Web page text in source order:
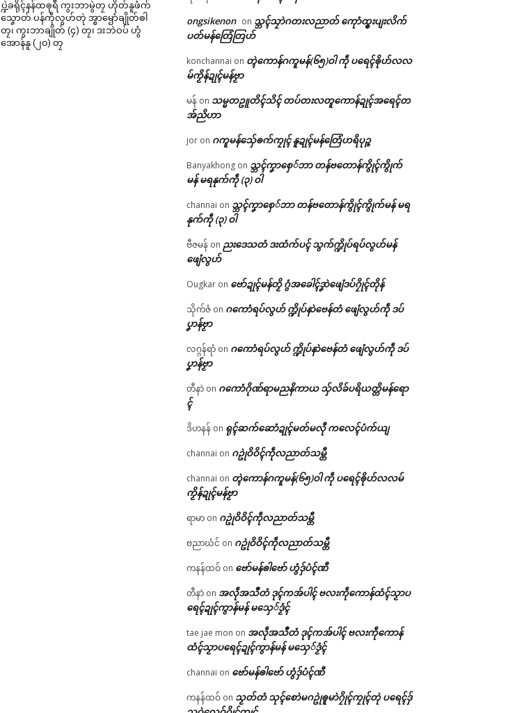
ပ္ဍဲခရိုၚ်နန်ထၜုရဳ ကွးဘာမွဲတၠ ဟိုတ်နူဖံက်
သၞောတ် ပန်ကဵုလွဟ်တုဲ အ္စာၝောံချိုတ်ၜါ
တၠ၊ ကွးဘာချိုတ် (၄) တၠ၊ ဒးဘဲဝပ် ဟွံ
အောန်နူ (၂၀) တၠ
ongsikenon on သ္ဘၚ်သၠာဲဂတးလညာတ် ကေုာံထ္ၜးပျးလိက်
ပတ်မန်တြေံတြဟ်
konchannai on တ္ၚဲကောန်ဂကူမန်(၆၅)ဝါ ကဵု ပရေၚ်ၜိုဟ်လလ
မ်ကၟိန်ဍုၚ်မန်ဗၟာ
မန် on သမ္မတဥူတိၚ်သိၚ် တပ်တးလတူကောန်ဍုၚ်အရေၚ်တ
အ်ညိဟာ
jor on ဂကူမန်​သှ်ေၜက်ကၠုၚ် နူဍုၚ်မန်တြေံဟရိပုဉ္ဇ
Banyakhong on သ္ဘၚ်ကၞာစှေ်ဘာ တန်ဗတောန်ကွိုၚ်ကွိုက်
မန် မရနုက်ကဵု (၃) ဝါ
channai on သ္ဘၚ်ကၞာစှေ်ဘာ တန်ဗတောန်ကွိုၚ်ကွိုက်မန် မရ
နုက်ကဵု (၃) ဝါ
ဗီဇမန် on ညးဒေသတံ ဒးထံက်ပၚ် သွက်က္ဍိုပ်ရပ်လွဟ်မန်
ဖျေံလွဟ်
Ougkar on ဗော်ဍုၚ်မန်တၟိ ဂွံအခေါၚ်ဒၞာဲဖျေံဒပ်ဂၠိုၚ်တိုန်
သိုက်ဇံ on ဂကောံရပ်လွဟ် က္ဍိုပ်နာဲဗေန်တံ ဖျေံလွဟ်ကဵု ဒပ်
ပၞာန်ဗၟာ
လဂ္ဂန်ရာံ on ဂကောံရပ်လွဟ် က္ဍိုပ်နာဲဗေန်တံ ဖျေံလွဟ်ကဵု ဒပ်
ပၞာန်ဗၟာ
တီနာဲ on ဂကောံဂိုဏ်ရာမညနိကာယ သှ်လိခ်ပရိယတ္တိမန်ရော
ၚ်
ဒိဟနန် on ရုၚ်ဆက်ဆောံဍုၚ်မတ်မလီု ကလေၚ်ပံက်ယျ
channai on ဂဥုဲဝိဝိၚ်ကဵုလညာတ်သမ္တီ
channai on တ္ၚဲကောန်ဂကူမန်(၆၅)ဝါ ကဵု ပရေၚ်ၜိုဟ်လလမ်
ကၟိန်ဍုၚ်မန်ဗၟာ
ရာမာ on ဂဥုဲဝိဝိၚ်ကဵုလညာတ်သမ္တီ
ဗညာဃံင် on ဂဥုဲဝိဝိၚ်ကဵုလညာတ်သမ္တီ
ကနန်ထဝ် on ဗော်မန်ၜါဗော် ဟွံဒှ်ပံၚ်ဏီ
တီနာဲ on အလဵုအသဳတံ ဒုၚ်ကအ်ပါၚ် ဗလးကဵုကောန်ထံၚ်သၟာပ
ရေၚ်ဍုၚ်ကွာန်မန် မသှေ်ဒၟံၚ်
tae jae mon on အလဵုအသဳတံ ဒုၚ်ကအ်ပါၚ် ဗလးကဵုကောန်
ထံၚ်သၟာပရေၚ်ဍုၚ်ကွာန်မန် မသှေ်ဒၟံၚ်
channai on ဗော်မန်ၜါဗော် ဟွံဒှ်ပံၚ်ဏီ
ကနန်ထဝ် on သၟတ်တံ သုၚ်စောဲမဂဥုဲၜူမာဲဂၠိုၚ်ကၠုၚ်တုဲ ပရေၚ်ဒှ်